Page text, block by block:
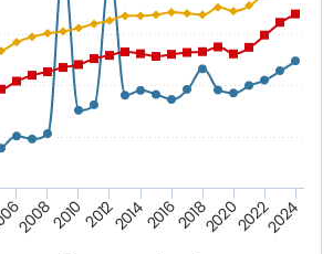
200820102012201420162018202020222024